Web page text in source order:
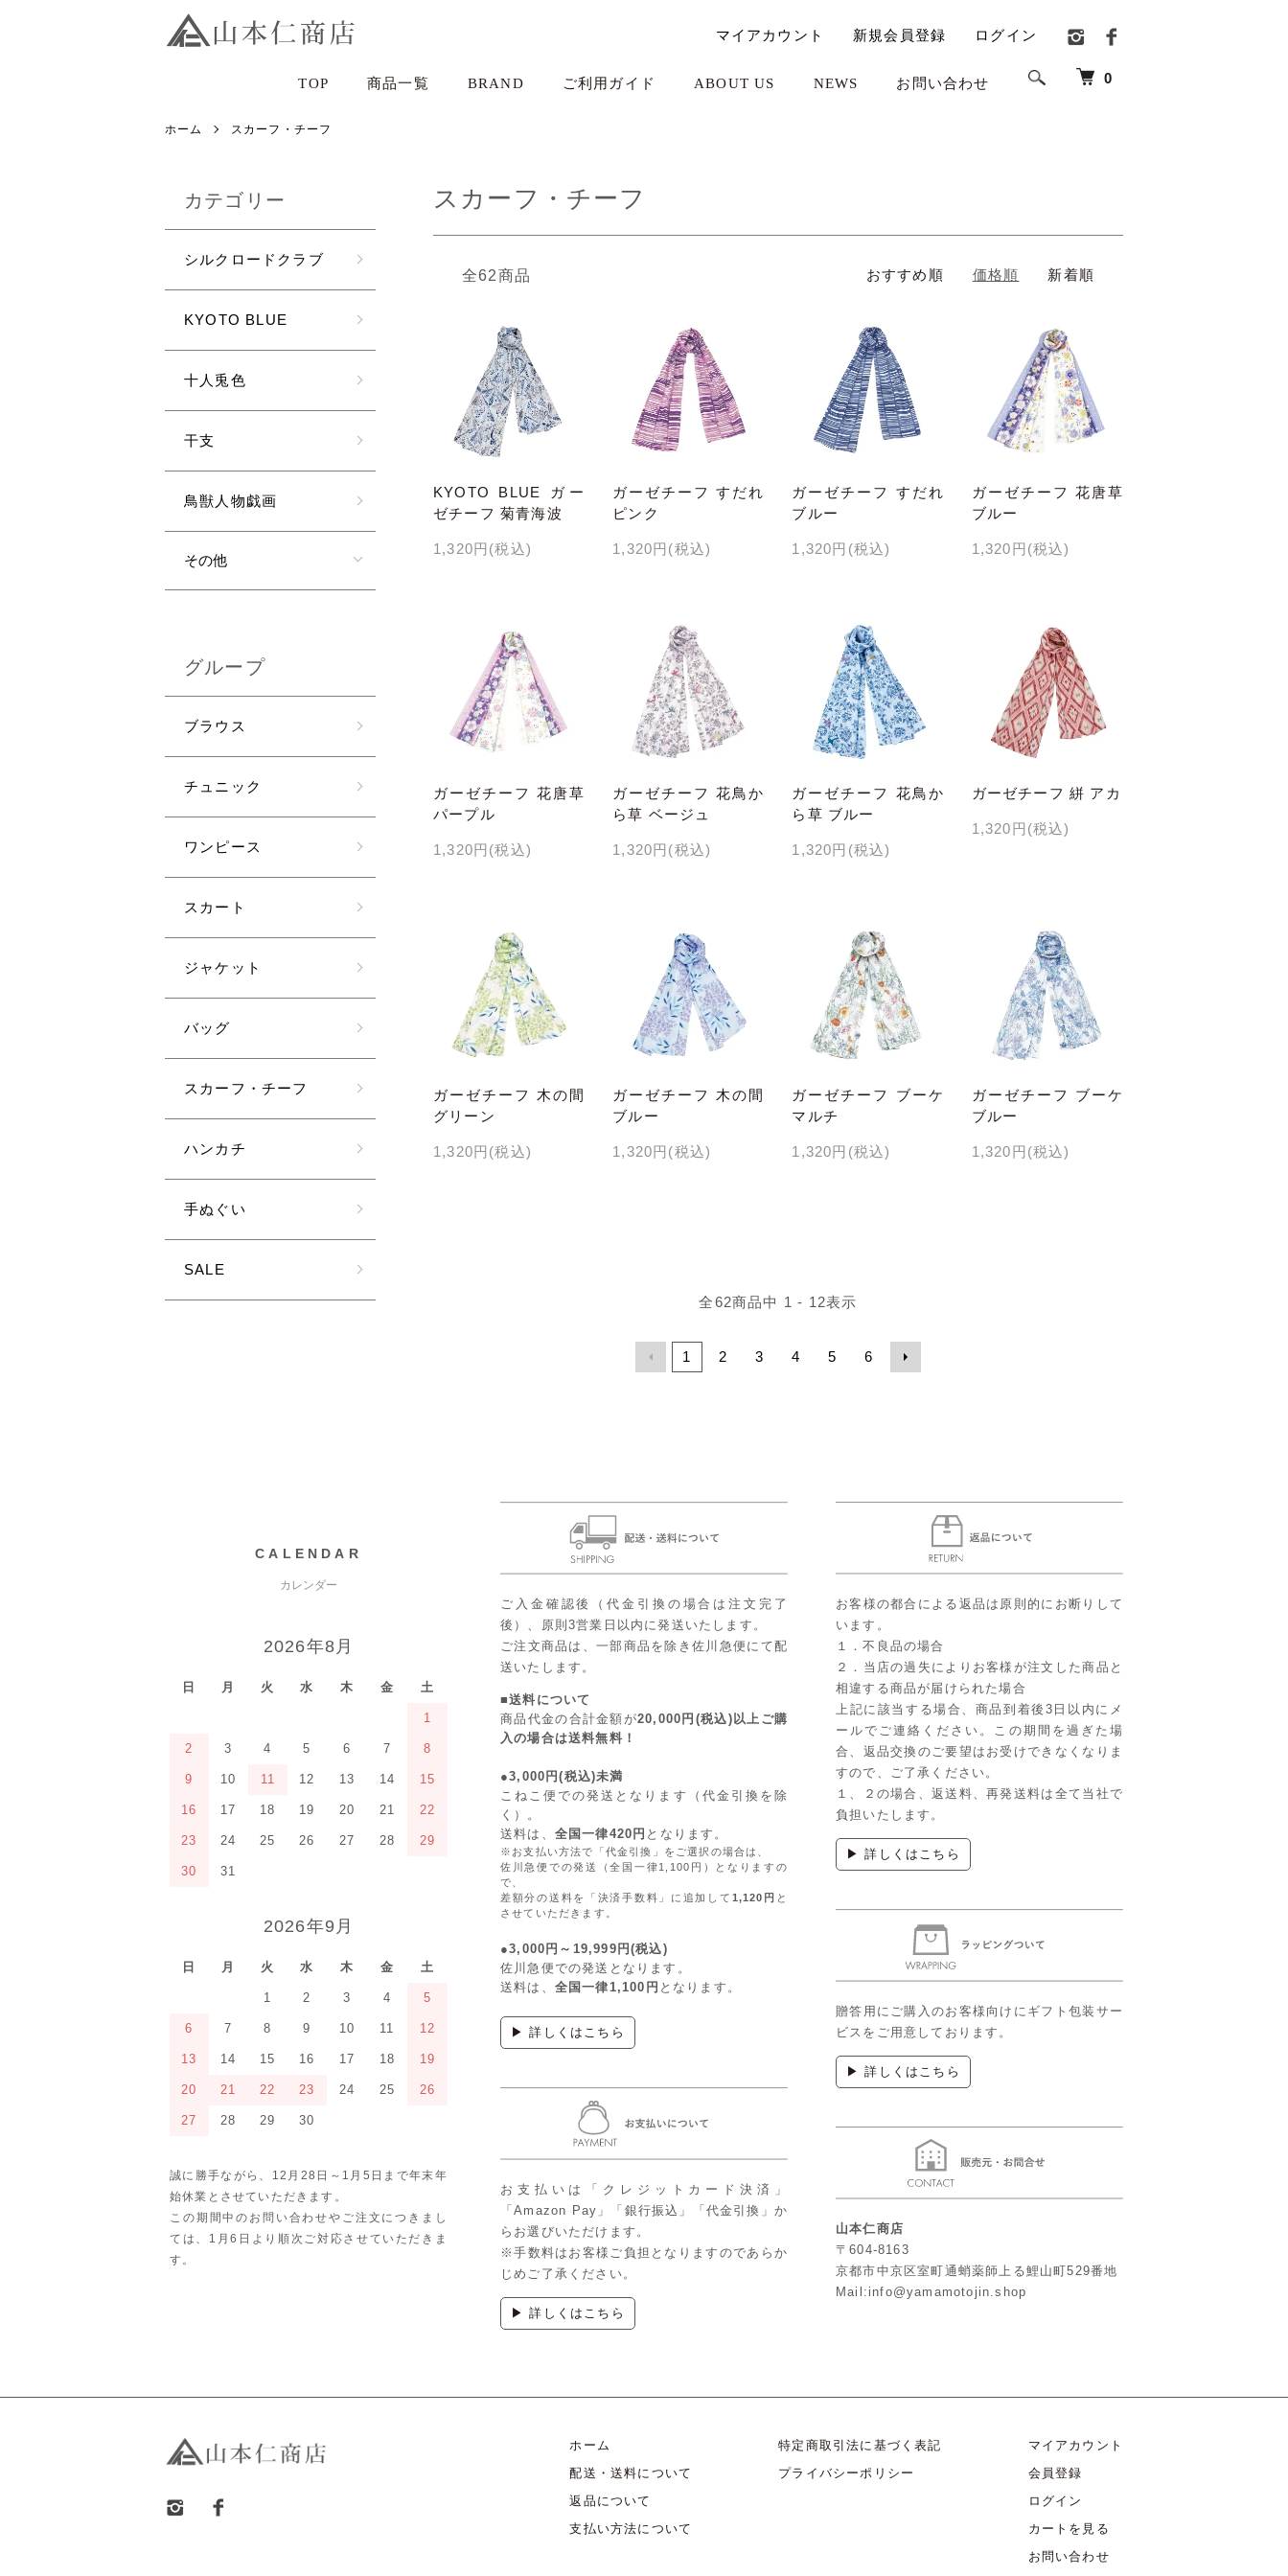
0
TOP 商品一覧 BRAND ご利用ガイド ABOUT US NEWS お問い合わせ
マイアカウント 新規会員登録 ログイン
ホーム スカーフ・チーフ
スカーフ・チーフ
全62商品 おすすめ順 価格順 新着順
KYOTO BLUE ガー
ゼチーフ 菊青海波
1,320円(税込)
ガーゼチーフ すだれ
ピンク
1,320円(税込)
ガーゼチーフ すだれ
ブルー
1,320円(税込)
ガーゼチーフ 花唐草
ブルー
1,320円(税込)
ガーゼチーフ 花唐草
パープル
1,320円(税込)
ガーゼチーフ 花鳥か
ら草 ベージュ
1,320円(税込)
ガーゼチーフ 花鳥か
ら草 ブルー
1,320円(税込)
ガーゼチーフ 絣 アカ
1,320円(税込)
ガーゼチーフ 木の間
グリーン
1,320円(税込)
ガーゼチーフ 木の間
ブルー
1,320円(税込)
ガーゼチーフ ブーケ
マルチ
1,320円(税込)
ガーゼチーフ ブーケ
ブルー
1,320円(税込)
全62商品中 1 - 12表示
1 2 3 4 5 6
カテゴリー
シルクロードクラブ
KYOTO BLUE
十人兎色
干支
鳥獣人物戯画
その他
グループ
ブラウス
チュニック
ワンピース
スカート
ジャケット
バッグ
スカーフ・チーフ
ハンカチ
手ぬぐい
SALE
CALENDAR
カレンダー
2026年8月
日 月 火 水 木 金 土
1
2 3 4 5 6 7 8
9 10 11 12 13 14 15
16 17 18 19 20 21 22
23 24 25 26 27 28 29
30 31
2026年9月
日 月 火 水 木 金 土
1 2 3 4 5
6 7 8 9 10 11 12
13 14 15 16 17 18 19
20 21 22 23 24 25 26
27 28 29 30
誠に勝手ながら、12月28日～1月5日まで年末年
始休業とさせていただきます。
この期間中のお問い合わせやご注文につきまし
ては、1月6日より順次ご対応させていただきま
す。
ご入金確認後（代金引換の場合は注文完了
後）、原則3営業日以内に発送いたします。
ご注文商品は、一部商品を除き佐川急便にて配
送いたします。
■送料について
商品代金の合計金額が20,000円(税込)以上ご購
入の場合は送料無料！
●3,000円(税込)未満
こねこ便での発送となります（代金引換を除
く）。
送料は、 全国一律420円 となります。
※お支払い方法で「代金引換」をご選択の場合は、
佐川急便での発送（全国一律1,100円）となりますの
で、
差額分の送料を「決済手数料」に追加して 1,120円 と
させていただきます。
●3,000円～19,999円(税込)
佐川急便での発送となります。
送料は、 全国一律1,100円 となります。
▶ 詳しくはこちら
お支払いは「クレジットカード決済」
「Amazon Pay」「銀行振込」「代金引換」か
らお選びいただけます。
※手数料はお客様ご負担となりますのであらか
じめご了承ください。
▶ 詳しくはこちら
お客様の都合による返品は原則的にお断りして
います。
１．不良品の場合
２．当店の過失によりお客様が注文した商品と
相違する商品が届けられた場合
上記に該当する場合、商品到着後3日以内にメ
ールでご連絡ください。この期間を過ぎた場
合、返品交換のご要望はお受けできなくなりま
すので、ご了承ください。
１、２の場合、返送料、再発送料は全て当社で
負担いたします。
▶ 詳しくはこちら
贈答用にご購入のお客様向けにギフト包装サー
ビスをご用意しております。
▶ 詳しくはこちら
山本仁商店
〒604-8163
京都市中京区室町通蛸薬師上る鯉山町529番地
Mail:info@yamamotojin.shop
ホーム
配送・送料について
返品について
支払い方法について
特定商取引法に基づく表記
プライバシーポリシー
マイアカウント
会員登録
ログイン
カートを見る
お問い合わせ